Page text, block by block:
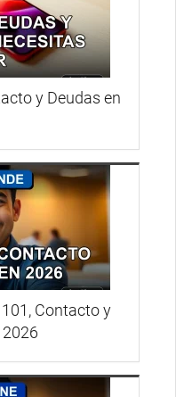
y Deudas en
Contacto y